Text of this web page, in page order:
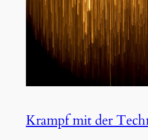
Krampf mit der